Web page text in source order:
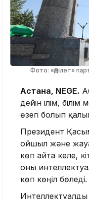
Фото: «Әділет»
Астана, NEGE.
дейін ілім,
өзегі болып
Президент
ойшыл және
көп айта келе,
оны
көп көңіл бөледі.